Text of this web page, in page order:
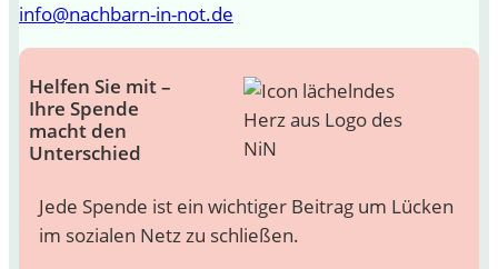
info@nachbarn-in-not.de
Helfen Sie mit –
Ihre Spende
macht den
Unterschied
Jede Spende ist ein wichtiger Beitrag um Lücken
im sozialen Netz zu schließen.